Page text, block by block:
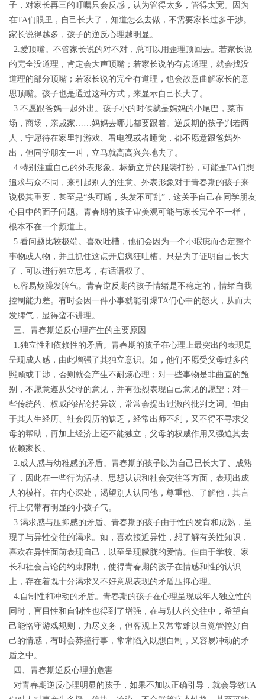
子，对家长再三的叮嘱只会反感，认为管得太多，管得太宽。因为
在TA们眼里，自己长大了，知道怎么去做，不需要家长过多干涉。
家长说得越多，孩子的逆反心理越明显。
2.爱顶嘴。 不管家长说的对不对，总可以用歪理顶回去。若家长说
的完全没道理，肯定会大声顶嘴；若家长说的有点道理，就会找没
道理的部分顶嘴；若家长说的完全有道理，也会故意曲解家长的意
思顶嘴。孩子也是通过这种方式，来显示自己长大了。
3.不愿跟爸妈一起外出。 孩子小的时候就是妈妈的小尾巴，菜市
场，商场，亲戚家……妈妈去哪儿都要跟着。逆反期的孩子判若两
人，宁愿待在家里打游戏、看电视或者睡觉，都不愿意跟爸妈外
出，但同学朋友一叫，立马就高高兴兴地去了。
4.特别注重自己的外表形象。 标新立异的服装打扮，可能是TA们想
追求与众不同，来引起别人的注意。外表形象对于青春期的孩子来
说极其重要， 甚至是“头可断，头发不可乱”， 这关乎自己在同学朋友
心目中的面子问题。青春期的孩子审美观可能与家长完全不一样 ，
根本不在一个频道上。
5.看问题比较极端。喜欢吐槽，他们会因为一个小瑕疵而否定整个
事物或人物，并且抓住这点开启疯狂吐槽。只是为了证明自己长大
了，可以进行独立思考，有话语权了。
6.容易烦躁发脾气。 青春逆反期的孩子情绪是不稳定的，情绪自我
控制能力差。有时会因一件小事就能引爆TA们心中的怒火，从而大
发脾气，显得蛮不讲理。
三、青春期逆反心理产生的主要原因
1.独立性和依赖性的矛盾。 青春期的孩子在心理上最突出的表现是
呈现成人感，由此增强了其独立意识。如，他们不愿受父母过多的
照顾或干涉 ，否则 就会产生不耐烦心理 ；对一些事物是非曲直的甄
别 ，不愿意遵从父母的意见，并有强烈表现自己意见的愿望；对一
些传统的、权威的结论持异议，常常会提出过激的批判之词。但由
于其人生经历、社会阅历的缺乏，经常出师不利，又不得不寻求父
母的帮助，再加上经济上还不能独立，父母的权威作用又强迫其去
依赖家长。
2.成人感与幼稚感的矛盾。 青春期的孩子以为自己已长大了、成熟
了，因此在一些行为活动、思想认识和社会交往等方面，表现出成
人的模样。在内心深处，渴望别人认同他，尊重他、了解他，其言
行上仍带有明显的小孩子气。
3.渴求感与压抑感的矛盾。 青春期的孩子由于性的发育和成熟，呈
现了与异性交往的渴求。如，喜欢接近异性，想了解有关性知识，
喜欢在异性面前表现自己，以至呈现朦胧的爱情。但由于学校、家
长和社会言论的约束限制，使得青春期的孩子在情感和性的认识
上，存在着既十分渴求又不好意思表现的矛盾压抑心理。
4.自制性和冲动的矛盾。 青春期的孩子在心理呈现成年人独立性的
同时，盲目性和自制性也得到了增强，在与别人的交往中，希望自
己能恪守游戏规则，力尽义务，但客观上又常常难以自觉管控好自
己的情感，有时会莽撞行事，常常陷入既想自制，又容易冲动的矛
盾之中。
四 、青春期逆反心理的危害
对青春期逆反心理明显的孩子， 如果不加以正确引导， 就会导致TA